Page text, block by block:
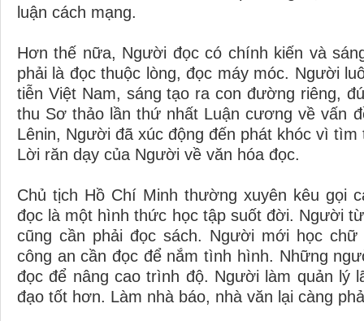
luận cách mạng.
Hơn thế nữa, Người đọc có chính kiến và
phải là đọc thuộc lòng, đọc máy móc. Người
tiễn Việt Nam, sáng tạo ra con đường riêng,
thu Sơ thảo lần thứ nhất Luận cương về vấn
Lênin, Người đã xúc động đến phát khóc vì
Lời răn dạy của Người về văn hóa đọc.
Chủ tịch Hồ Chí Minh thường xuyên kêu gọi
đọc là một hình thức học tập suốt đời. Người
cũng cần phải đọc sách. Người mới học
công an cần đọc để nắm tình hình. Những
đọc để nâng cao trình độ. Người làm quản lý
đạo tốt hơn. Làm nhà báo, nhà văn lại càng